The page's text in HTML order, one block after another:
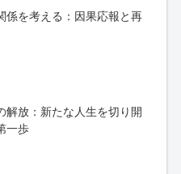
係を考える：因果応報と再
解放：新たな人生を切り開
一歩